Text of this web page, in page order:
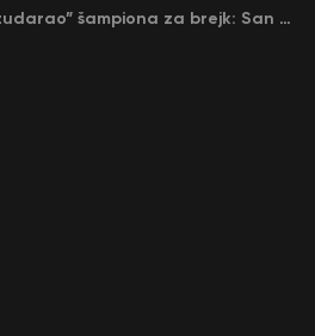
Strašni Vembanjama “izudarao” šampiona za brejk: San Antonio poveo protiv Oklahome